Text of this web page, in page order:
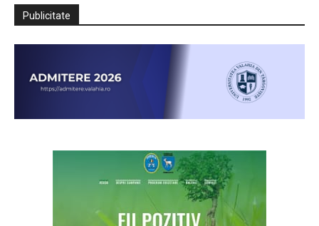
Publicitate